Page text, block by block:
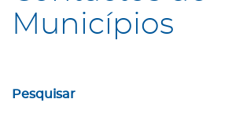
Municípios
Pesquisar